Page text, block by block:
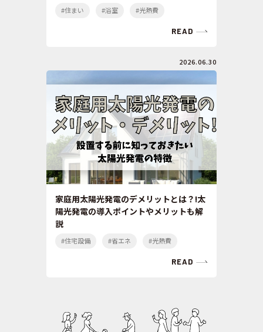
#住まい #浴室 #光熱費
READ
2026.06.30
家庭用太陽光発電のデメリットとは？!太
陽光発電の導入ポイントやメリットも解
説
#住宅設備 #省エネ #光熱費
READ